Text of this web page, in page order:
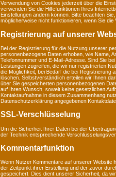
Verwendung von Cookies jederzeit über die
verwenden Sie die Hilfefunktionen Ihres
Einstellungen ändern können. Bitte beachten
möglicherweise nicht funktionieren, wenn Sie
Registrierung auf unserer
Bei der Registrierung für die Nutzung unserer
personenbezogene Daten erhoben, wie Name,
Telefonnummer und E-Mail-Adresse. Sind Sie
Leistungen zugreifen, die wir nur registrierten
die Möglichkeit, bei Bedarf die bei Registrierung
löschen. Selbstverständlich erteilen wir Ihnen
über Sie gespeicherten personenbezogenen
auf Ihren Wunsch, soweit keine gesetzlichen
Kontaktaufnahme in diesem Zusammenhang
Datenschutzerklärung angegebenen
SSL-Verschlüsselung
Um die Sicherheit Ihrer Daten bei der
der Technik entsprechende
Kommentarfunktion
Wenn Nutzer Kommentare auf unserer Website
der Zeitpunkt ihrer Erstellung und der zuvor
gespeichert. Dies dient unserer Sicherheit, da